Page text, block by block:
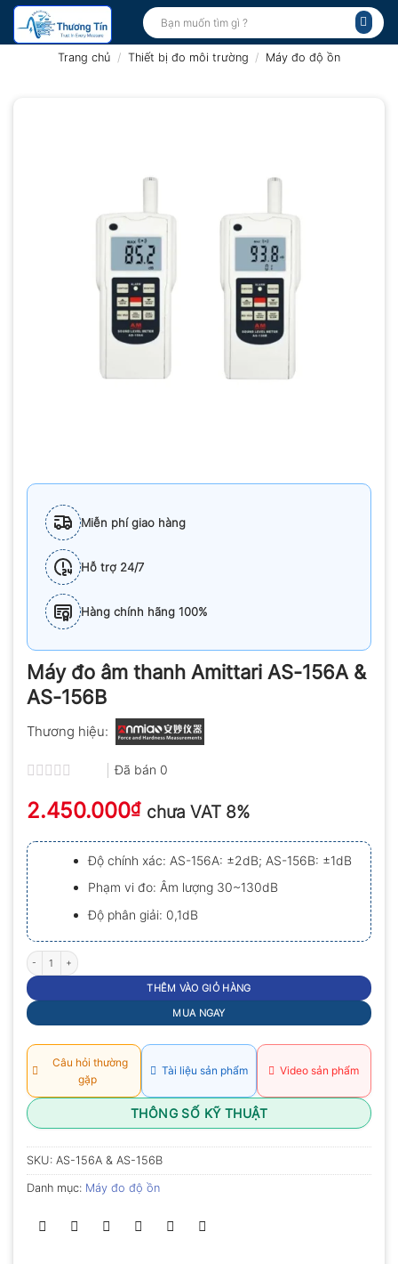
Bỏ
qua
Tìm
kiếm:
Trang chủ / Thiết bị đo môi trường / Máy đo độ ồn
Miễn phí giao hàng
Hỗ trợ 24/7
Hàng chính hãng 100%
Máy đo âm thanh Amittari AS-156A &
AS-156B
Thương hiệu:
xếp
hạng
5
sao
Đã bán 0
2.450.000₫ chưa VAT 8%
Độ chính xác: AS-156A: ±2dB; AS-156B: ±1dB
Phạm vi đo: Âm lượng 30~130dB
Độ phân giải: 0,1dB
Máy đo âm thanh Amittari AS-156A & AS-156B số lượng
THÊM VÀO GIỎ HÀNG
MUA NGAY
Câu hỏi thường
gặp
Tài liệu sản phẩm Video sản phẩm
THÔNG SỐ KỸ THUẬT
SKU: AS-156A & AS-156B
Danh mục: Máy đo độ ồn